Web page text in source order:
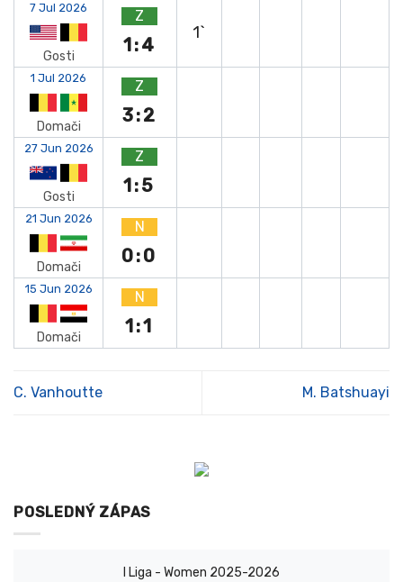
7 Jul 2026
Gosti
Z
1:4
1`
1 Jul 2026
Domači
Z
3:2
27 Jun 2026
Gosti
Z
1:5
21 Jun 2026
Domači
N
0:0
15 Jun 2026
Domači
N
1:1
C. Vanhoutte M. Batshuayi
POSLEDNÝ ZÁPAS
I Liga - Women 2025-2026